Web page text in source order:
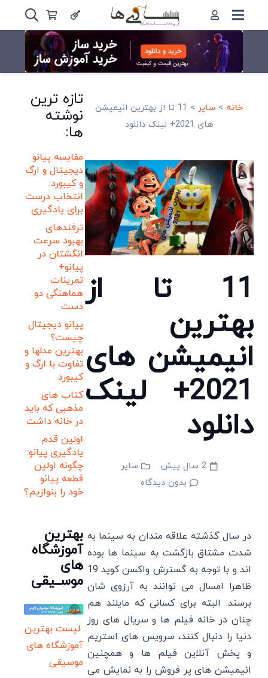
خانه > سایر>
11 تا از بهترین انیمیشن
های 2021+ لینک دانلود
11 تا از
بهترین
انیمیشن های
2021+ لینک
دانلود
2 سال پیش
سایر
بدون دیدگاه
در سال گذشته علاقه مندان به سینما به
شدت مشتاق بازگشت به سینما ها بوده
اند و با توجه به گسترش واکسن کوید 19
ظاهرا امسال می توانند به آرزوی شان
برسند. البته برای کسانی که مایلند هم
چنان در خانه فیلم ها و سریال های روز
دنیا را دنبال کنند، سرویس های استریم
و پخش آنلاین فیلم ها و همچنین
انیمیشن های پر فروش را به نمایش می
تازه ترین
نوشته
ها:
مقایسه پیانو
دیجیتال و ارگ
و کیبورد:
انتخاب درست
برای یادگیری
ترفندهای
بهبود سرعت
انگشتان در
پیانو+
تمرینات
هماهنگی دو
دست
پیانو دیجیتال
چیست؟
بهترین مدلها و
تفاوت با ارگ و
کیبورد
کتاب های
مذهبی که باید
در خانه داشت
اولین قدم
یادگیری پیانو:
چگونه اولین
قطعه پیانو
خود را بنوازیم؟
بهترین
آموزشگاه
های
موســیقی
لیست بهترین
آموزشگاه های
موسیقی
سایر